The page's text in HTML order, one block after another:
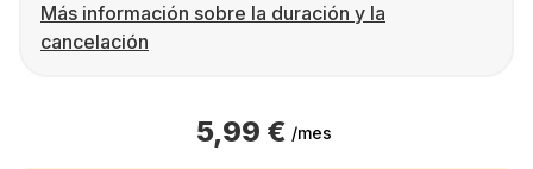
Más información sobre la duración y la
cancelación
5,99 € /mes